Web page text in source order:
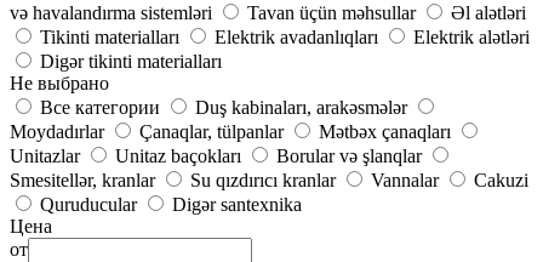
və havalandırma sistemləri
Tavan üçün məhsullar
Əl alətləri
Tikinti materialları
Elektrik avadanlıqları
Elektrik alətləri
Digər tikinti materialları
Не выбрано
Все категории
Duş kabinaları, arakəsmələr
Moydadırlar
Çanaqlar, tülpanlar
Mətbəx çanaqları
Unitazlar
Unitaz baçokları
Borular və şlanqlar
Smesitellər, kranlar
Su qızdırıcı kranlar Vannalar
Cakuzi
Quruducular
Digər santexnika
Цена
от